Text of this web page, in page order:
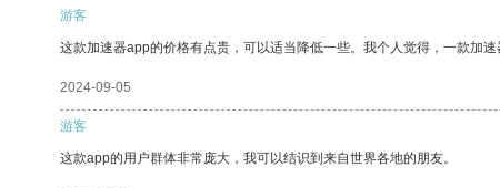
游客
这款加速器app的价格有点贵，可以适当降低一些。我个人觉得，一款加
2024-09-05
游客
这款app的用户群体非常庞大，我可以结识到来自世界各地的朋友。